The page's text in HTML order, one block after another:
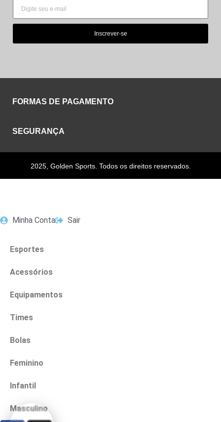
Inscrever-se
FORMAS DE PAGAMENTO
SEGURANÇA
2025, Golden Sports. Todos os direitos reservados.
Minha Conta Sair
Esportes
Acessórios
Equipamentos
Times
Bolas
Feminino
Infantil
Masculino